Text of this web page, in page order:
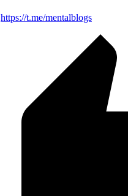
https://t.me/mentalblogs